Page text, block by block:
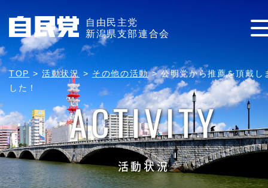
自由民主党
新潟県支部連合会
TOP >活動状況 > その他の活動>公明党から推薦を頂戴し
した！
ACTIVITY
活動状況